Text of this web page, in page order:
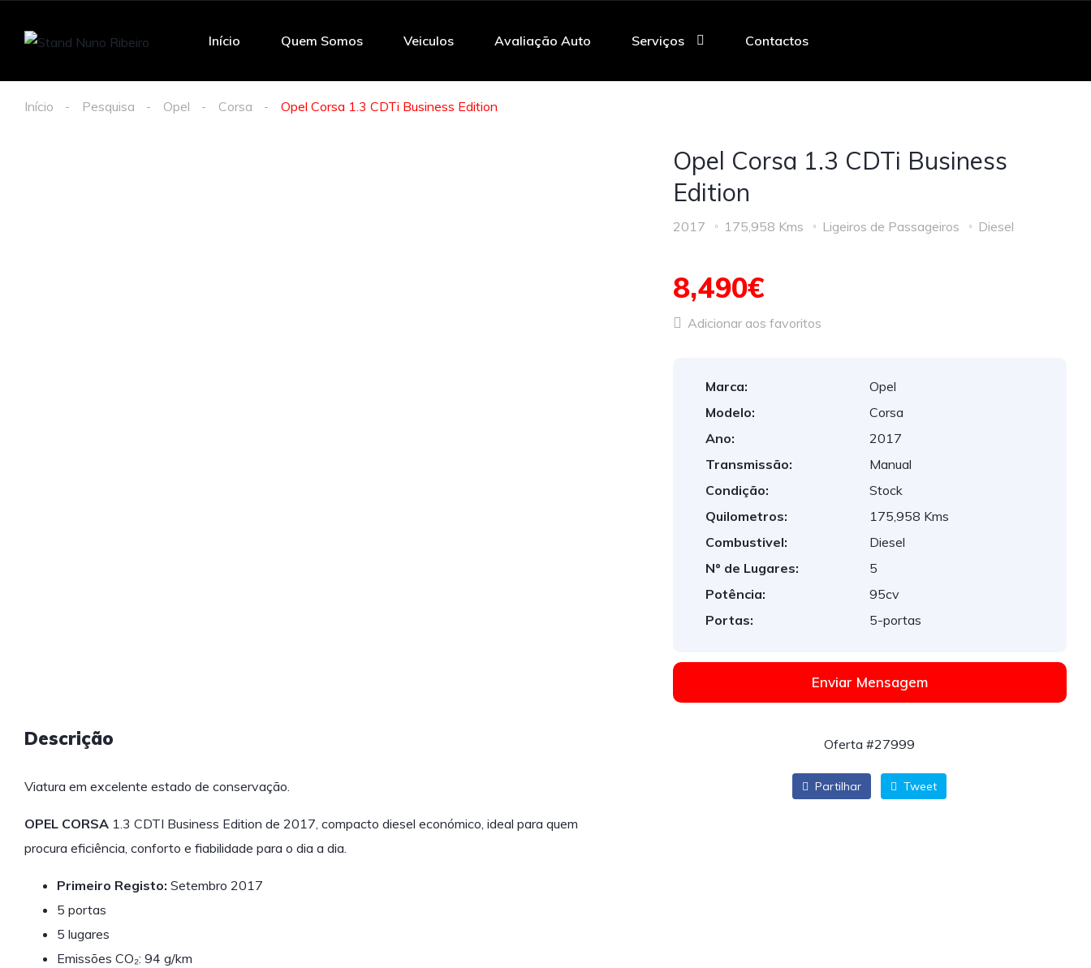
Início Quem Somos Veiculos Avaliação Auto Serviços Contactos
Início Pesquisa Opel Corsa Opel Corsa 1.3 CDTi Business Edition
Descrição
Viatura em excelente estado de conservação.
OPEL CORSA 1.3 CDTI Business Edition de 2017, compacto diesel económico, ideal para quem
procura eficiência, conforto e fiabilidade para o dia a dia.
Primeiro Registo: Setembro 2017
5 portas
5 lugares
Emissões CO₂: 94 g/km
Opel Corsa 1.3 CDTi Business
Edition
2017 175,958 Kms Ligeiros de Passageiros Diesel
8,490€
Adicionar aos favoritos
Marca:
Opel
Modelo:
Corsa
Ano:
2017
Transmissão:
Manual
Condição:
Stock
Quilometros:
175,958 Kms
Combustivel:
Diesel
Nº de Lugares:
5
Potência:
95cv
Portas:
5-portas
Enviar Mensagem
Oferta #27999
Partilhar Tweet